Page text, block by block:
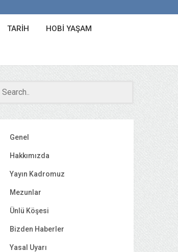
TARIH HOBI YAŞAM
Genel
Hakkımızda
Yayın Kadromuz
Mezunlar
Ünlü Köşesi
Bizden Haberler
Yasal Uyarı